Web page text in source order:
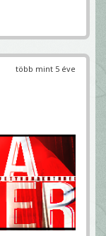
több mint 5 éve